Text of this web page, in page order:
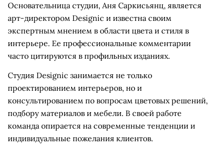
Основательница студии, Аня Саркисьянц, является
арт-директором Designic и известна своим
экспертным мнением в области цвета и стиля в
интерьере. Ее профессиональные комментарии
часто цитируются в профильных изданиях.
Студия Designic занимается не только
проектированием интерьеров, но и
консультированием по вопросам цветовых решений,
подбору материалов и мебели. В своей работе
команда опирается на современные тенденции и
индивидуальные пожелания клиентов.